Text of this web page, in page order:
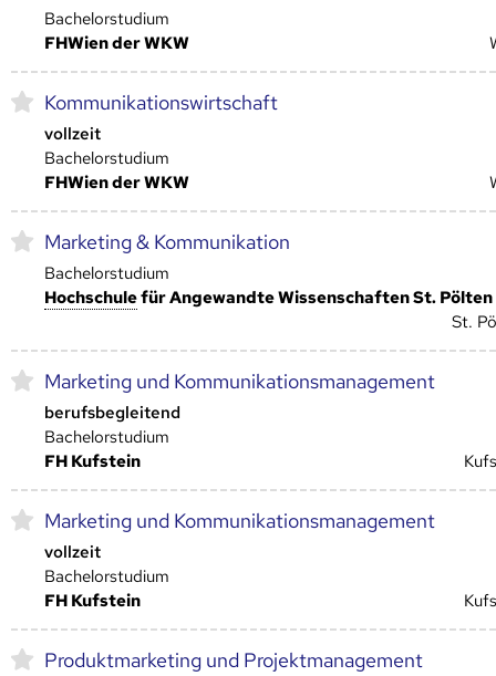
Bachelorstudium
FHWien der WKW
Kommunikationswirtschaft
vollzeit
Bachelorstudium
FHWien der WKW
Marketing & Kommunikation
Bachelorstudium
Hoch­schulefür Angewandte Wissenschaften St. Pölten
St.
Marketing und Kommunikationsmanagement
berufsbegleitend
Bachelorstudium
FH Kufstein
Marketing und Kommunikationsmanagement
vollzeit
Bachelorstudium
FH Kufstein
Produktmarketing und Projektmanagement